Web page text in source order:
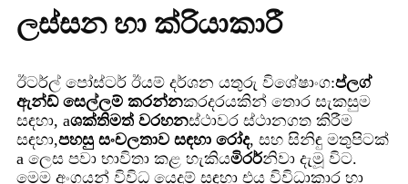
ලස්සන හා ක්රියාකාරී
ඊටර්ල් පෝස්ටර් ඊයම් දර්ශන යතුරු විශේෂාංග:ප්ලග්
ඇන්ඩ් සෙල්ලම් කරන්නකරදරයකින් තොර සැකසුම
සඳහා, aශක්තිමත් වරහනස්ථාවර ස්ථානගත කිරීම
සඳහා,පහසු සංචලතාව සඳහා රෝද, සහ සිනිඳු මතුපිටක්
a ලෙස පවා භාවිතා කළ හැකියමිරර්නිවා දැමූ විට.
මෙම අංගයන් විවිධ යෙදුම් සඳහා එය විවිධාකාර හා